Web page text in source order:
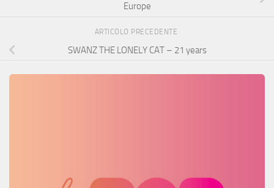
Europe
ARTICOLO PRECEDENTE
SWANZ THE LONELY CAT – 21 years